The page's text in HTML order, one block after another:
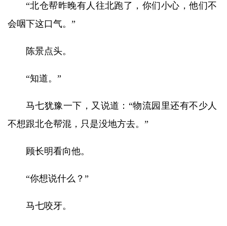
“北仓帮昨晚有人往北跑了，你们小心，他们不
会咽下这口气。”
陈景点头。
“知道。”
马七犹豫一下，又说道：“物流园里还有不少人
不想跟北仓帮混，只是没地方去。”
顾长明看向他。
“你想说什么？”
马七咬牙。